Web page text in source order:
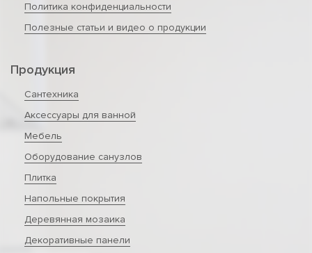
Политика конфиденциальности
Полезные статьи и видео о продукции
Продукция
Сантехника
Аксессуары для ванной
Мебель
Оборудование санузлов
Плитка
Напольные покрытия
Деревянная мозаика
Декоративные панели